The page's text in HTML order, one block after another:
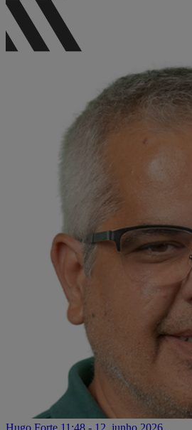
Hugo Forte 11:48 - 12. junho 2026.